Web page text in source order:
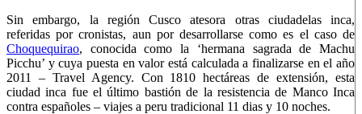
Sin embargo, la región Cusco atesora otras ciudadelas inca,
referidas por cronistas, aun por desarrollarse como es el caso de
Choquequirao, conocida como la ‘hermana sagrada de Machu
Picchu’ y cuya puesta en valor está calculada a finalizarse en el año
2011 – Travel Agency. Con 1810 hectáreas de extensión, esta
ciudad inca fue el último bastión de la resistencia de Manco Inca
contra españoles – viajes a peru tradicional 11 dias y 10 noches.